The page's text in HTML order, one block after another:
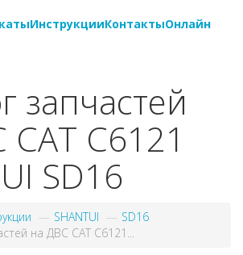
ИнструкцииКонтактыОнлайн
запчастей
C6121
SD16
SHANTUI
SD16
на ДВС CAT C6121...